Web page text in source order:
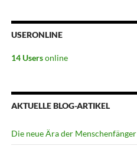
USERONLINE
14 Usersonline
AKTUELLE BLOG-ARTIKEL
Die neue Ära der Menschenfänger